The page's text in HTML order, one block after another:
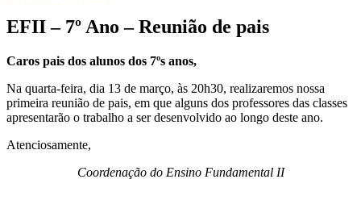
EFII – 7º Ano – Reunião de pais
Caros pais dos alunos dos 7ºs anos,
Na quarta-feira, dia 13 de março, às 20h30, realizaremos nossa
primeira reunião de pais, em que alguns dos professores das classes
apresentarão o trabalho a ser desenvolvido ao longo deste ano.
Atenciosamente,
Coordenação do Ensino Fundamental II